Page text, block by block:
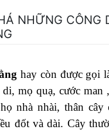
NHỮNG CÔNG
hay còn được gọi
di, mọ quạ, cước
nhà nhài, thân cây
đốt và dài. Cây